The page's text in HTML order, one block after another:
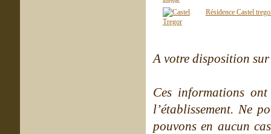
Résidence Castel
A votre disposition
Ces informations
l’établissement. Ne
pouvons en aucun